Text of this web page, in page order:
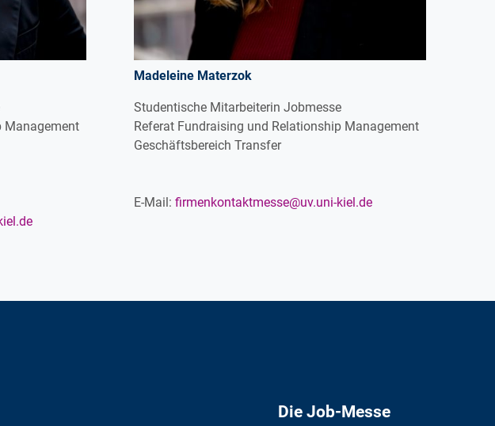
Management
Madeleine Materzok
Studentische Mitarbeiterin Jobmesse
Referat Fundraising und Relationship Management
Geschäftsbereich Transfer
E-Mail: firmenkontaktmesse@uv.uni-kiel.de
Die Job-Messe